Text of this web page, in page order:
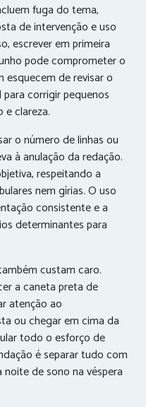
fuga do tema,
de intervenção e uso
escrever em primeira
pode comprometer o
de revisar o
corrigir pequenos
clareza.
o número de linhas ou
à anulação da redação.
respeitando a
nem gírias. O uso
consistente e a
determinantes para
custam caro.
a caneta preta de
atenção ao
ou chegar em cima da
todo o esforço de
é separar tudo com
de sono na véspera